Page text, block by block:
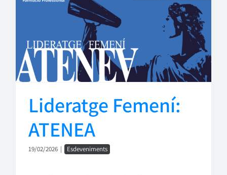
Lideratge Femení:
ATENEA
19/02/2026 | Esdeveniments